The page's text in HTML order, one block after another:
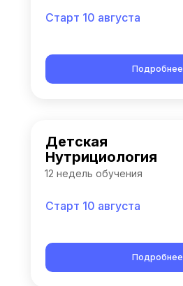
Детская
Нутрициология
Старт 10 августа
Подробнее
12 недель обучения
Старт 10 августа
Подробнее